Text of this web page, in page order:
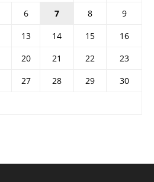
6 7 8
9
13 14 15
16
20 21 22
23
27 28 29
30